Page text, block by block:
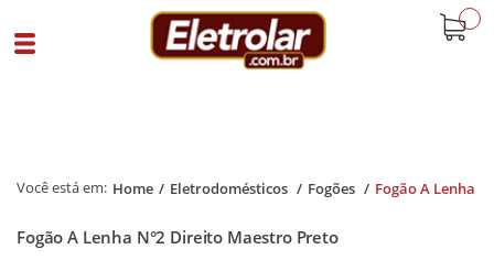
Home Eletrodomésticos Fogões Fogão A Lenha
Fogão A Lenha N°2 Direito Maestro Preto